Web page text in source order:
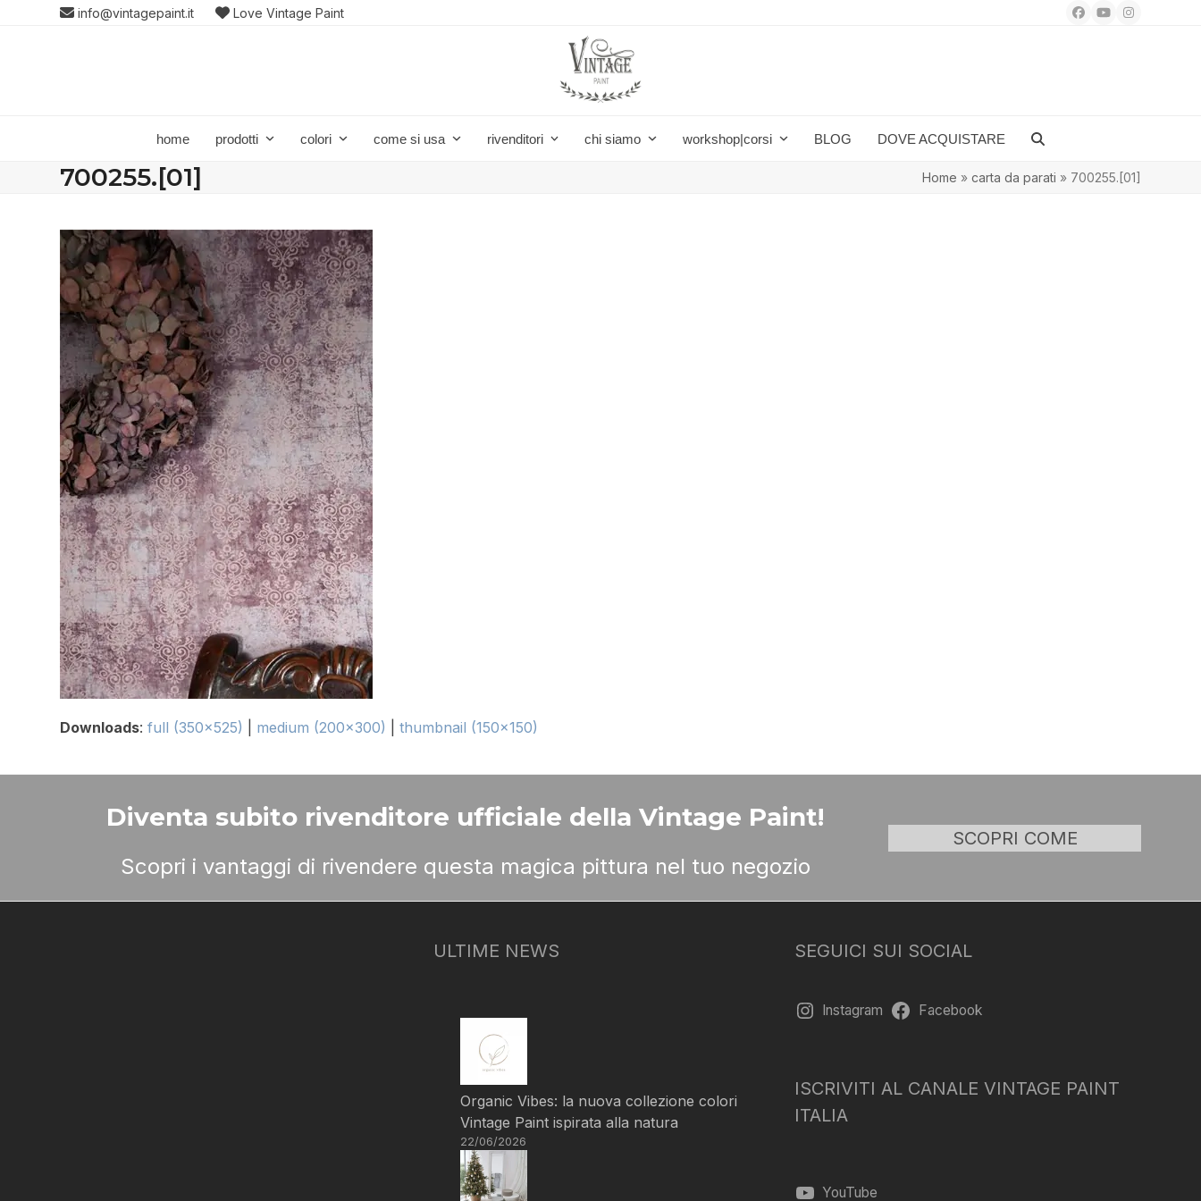
info@vintagepaint.it Love Vintage Paint Facebook
YouTubeInstagram
home prodotti colori come si usa rivenditori chi siamo workshop|corsi BLOG DOVE ACQUISTARE
700255.[01] Home » carta da parati » 700255.[01]
Downloads:full (350x525) medium (200x300) |thumbnail (150x150)
Diventa subito rivenditore ufficiale della Vintage Paint!
Scopri i vantaggi di rivendere questa magica pittura nel tuo negozio
SCOPRI COME
ULTIME NEWS
Organic Vibes: la nuova collezione colori
Vintage Paint ispirata alla natura
22/06/2026
SEGUICI SUI SOCIAL
Instagram Facebook
ISCRIVITI AL CANALE VINTAGE PAINT
ITALIA
YouTube